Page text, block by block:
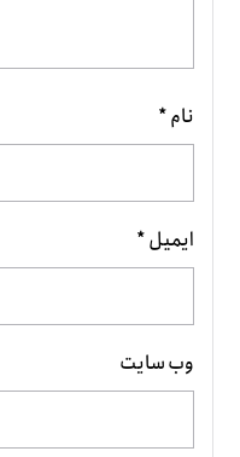
نام*
ایمیل*
وب‌ سایت